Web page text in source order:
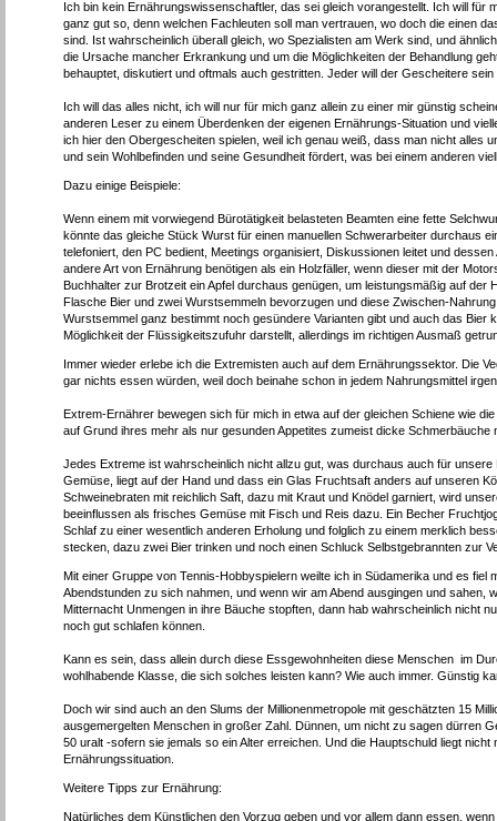
Ich bin kein Ernährungswissenschaftler, das sei gleich vorangestellt. Ich will
ganz gut so, denn welchen Fachleuten soll man vertrauen, wo doch die einen
sind. Ist wahrscheinlich überall gleich, wo Spezialisten am Werk sind, und
die Ursache mancher Erkrankung und um die Möglichkeiten der Behandlung
behauptet, diskutiert und oftmals auch gestritten. Jeder will der Gescheitere
Ich will das alles nicht, ich will nur für mich ganz allein zu einer mir günstig
anderen Leser zu einem Überdenken der eigenen Ernährungs-Situation und
ich hier den Obergescheiten spielen, weil ich genau weiß, dass man nicht alles
und sein Wohlbefinden und seine Gesundheit fördert, was bei einem anderen
Dazu einige Beispiele:
Wenn einem mit vorwiegend Bürotätigkeit belasteten Beamten eine fette
könnte das gleiche Stück Wurst für einen manuellen Schwerarbeiter durchaus
telefoniert, den PC bedient, Meetings organisiert, Diskussionen leitet und
andere Art von Ernährung benötigen als ein Holzfäller, wenn dieser mit der
Buchhalter zur Brotzeit ein Apfel durchaus genügen, um leistungsmäßig auf
Flasche Bier und zwei Wurstsemmeln bevorzugen und diese Zwischen-
Wurstsemmel ganz bestimmt noch gesündere Varianten gibt und auch das
Möglichkeit der Flüssigkeitszufuhr darstellt, allerdings im richtigen Ausmaß
Immer wieder erlebe ich die Extremisten auch auf dem Ernährungssektor. Die
gar nichts essen würden, weil doch beinahe schon in jedem Nahrungsmittel
Extrem-Ernährer bewegen sich für mich in etwa auf der gleichen Schiene wie
auf Grund ihres mehr als nur gesunden Appetites zumeist dicke Schmerbäuche
Jedes Extreme ist wahrscheinlich nicht allzu gut, was durchaus auch für
Gemüse, liegt auf der Hand und dass ein Glas Fruchtsaft anders auf unseren
Schweinebraten mit reichlich Saft, dazu mit Kraut und Knödel garniert, wird
beeinflussen als frisches Gemüse mit Fisch und Reis dazu. Ein Becher
Schlaf zu einer wesentlich anderen Erholung und folglich zu einem merklich
stecken, dazu zwei Bier trinken und noch einen Schluck Selbstgebrannten zur
Mit einer Gruppe von Tennis-Hobbyspielern weilte ich in Südamerika und es
Abendstunden zu sich nahmen, und wenn wir am Abend ausgingen und
Mitternacht Unmengen in ihre Bäuche stopften, dann hab wahrscheinlich nicht
noch gut schlafen können.
Kann es sein, dass allein durch diese Essgewohnheiten diese Menschen im
wohlhabende Klasse, die sich solches leisten kann? Wie auch immer. Günstig
Doch wir sind auch an den Slums der Millionenmetropole mit geschätzten 15
ausgemergelten Menschen in großer Zahl. Dünnen, um nicht zu sagen dürren
50 uralt -sofern sie jemals so ein Alter erreichen. Und die Hauptschuld liegt
Ernährungssituation.
Weitere Tipps zur Ernährung:
Natürliches dem Künstlichen den Vorzug geben und vor allem dann essen,